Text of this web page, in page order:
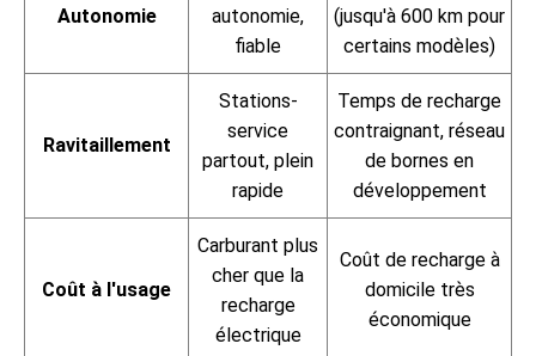
Autonomie
autonomie,
fiable
(jusqu'à 600 km pour
certains modèles)
Ravitaillement
Stations-
service
partout, plein
rapide
Temps de recharge
contraignant, réseau
de bornes en
développement
Coût à l'usage
Carburant plus
cher que la
recharge
électrique
Coût de recharge à
domicile très
économique